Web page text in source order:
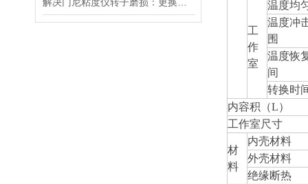
工
作
室
温度均
温度冲
围
温度恢
间
转换时
内容积（L）
工作室尺寸
材
料
内壳材料
外壳材料
绝缘断热